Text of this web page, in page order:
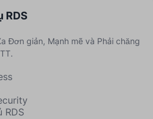
RDS
Đơn giản, Mạnh mẽ và Phải chăng
RDS